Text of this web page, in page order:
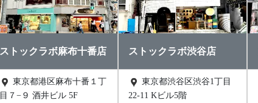
ストックラボ麻布十番店
東京都港区麻布十番１丁
目７−９ 酒井ビル 5F
ストックラボ渋谷店
東京都渋谷区渋谷1丁目
22-11 Kビル5階